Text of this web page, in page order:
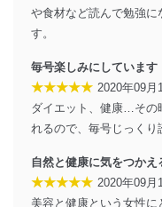
情報システムの
設定していま
個人情報保護マネジ
当社は、内部監査及
善し、常に最良の
苦情及び相談受付け
や食材など読んで勉強に
す。
毎号楽しみにしています
★★★★★ 2020年09月
ダイエット、健康…その
れるので、毎号じっくり
自然と健康に気をつかえ
★★★★★ 2020年09月
美容と健康という女性